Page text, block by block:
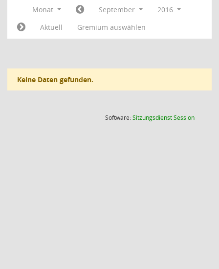
Monat September
2016
Aktuell
Gremium auswählen
Keine Daten gefunden.
Software:SitzungsdienstSession(Wird in